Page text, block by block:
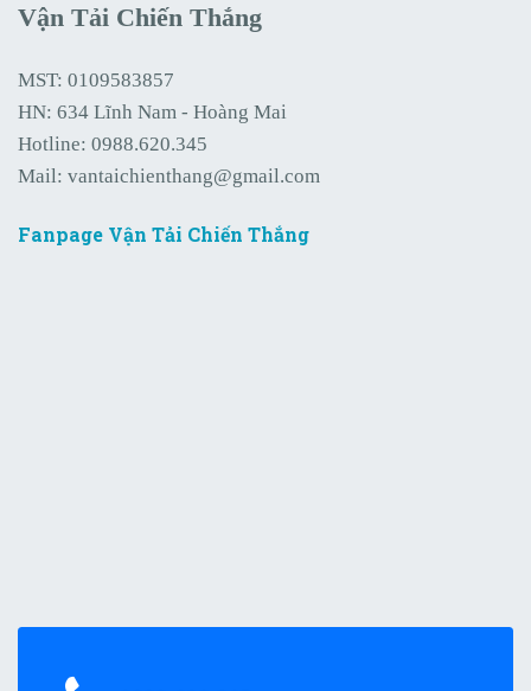
Vận Tải Chiến Thắng
MST: 0109583857
HN: 634 Lĩnh Nam - Hoàng Mai
Hotline: 0988.620.345
Mail: vantaichienthang@gmail.com
Fanpage Vận Tải Chiến Thắng